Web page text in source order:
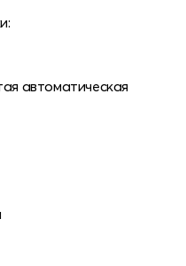
автоматическая